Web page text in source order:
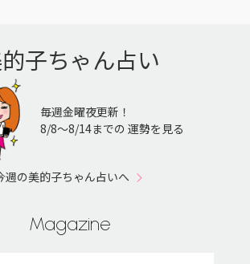
子ちゃん占い
毎週金曜夜更新！
8/8〜8/14までの 運勢を見る
週の美的子ちゃん占いへ
Magazine